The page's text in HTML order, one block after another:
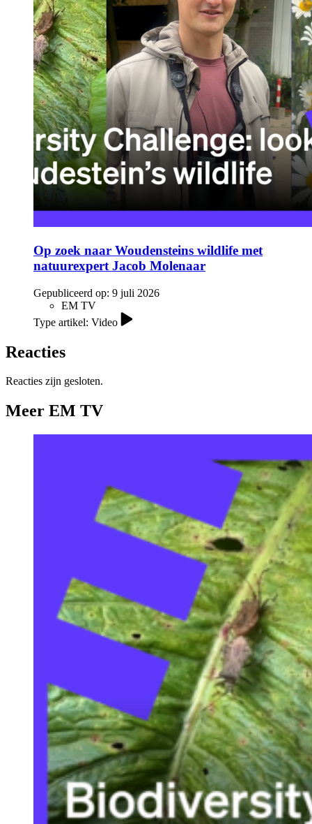
Op zoek naar Woudensteins wildlife met
natuurexpert Jacob Molenaar
Gepubliceerd op: 9 juli 2026
EM TV
Type artikel: Video
Reacties
Reacties zijn gesloten.
Meer EM TV